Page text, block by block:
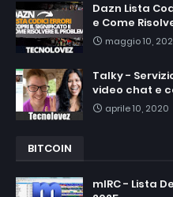
Dazn Lista
e Come
maggio 10,
Talky -
video chat e
aprile 10, 2020
BITCOIN
mIRC - Lista